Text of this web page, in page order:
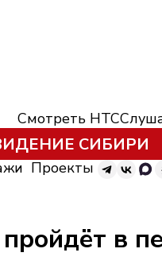
Смотреть НТС
СИБИРИ
Проекты
в